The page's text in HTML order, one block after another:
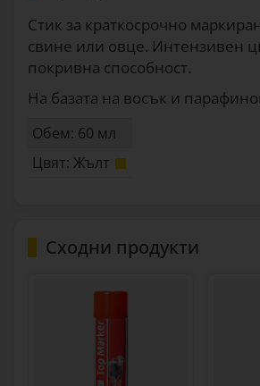
Стик за краткосрочно
свине или овце. Интензивен
покривна способност.
На базата на восък и
Обем: 60 мл
Цвят: Жълт
Сходни продукти